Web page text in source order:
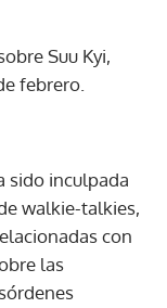
Suu Kyi,
febrero.
sido inculpada
walkie-talkies,
con
las